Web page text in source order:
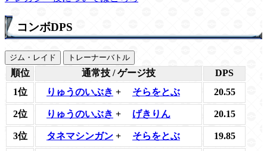
コンボDPS
ジム・レイド トレーナーバトル
順位 通常技 / ゲージ技
DPS
1位
りゅうのいぶき + そらをとぶ 20.55
2位 りゅうのいぶき + げきりん 20.15
3位 タネマシンガン + そらをとぶ 19.85